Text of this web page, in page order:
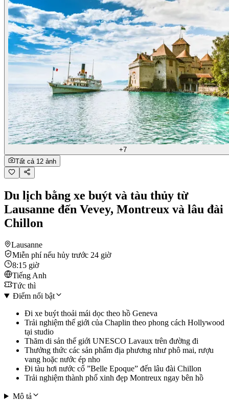
+7
Tất cả 12 ảnh
Du lịch bằng xe buýt và tàu thủy từ
Lausanne đến Vevey, Montreux và lâu đài
Chillon
Lausanne
Miễn phí nếu hủy trước 24 giờ
8:15 giờ
Tiếng Anh
Tức thì
Điểm nổi bật
Đi xe buýt thoải mái dọc theo hồ Geneva
Trải nghiệm thế giới của Chaplin theo phong cách Hollywood
tại studio
Thăm di sản thế giới UNESCO Lavaux trên đường đi
Thưởng thức các sản phẩm địa phương như phô mai, rượu
vang hoặc nước ép nho
Đi tàu hơi nước cổ ”Belle Epoque” đến lâu đài Chillon
Trải nghiệm thành phố xinh đẹp Montreux ngay bên hồ
Mô tả